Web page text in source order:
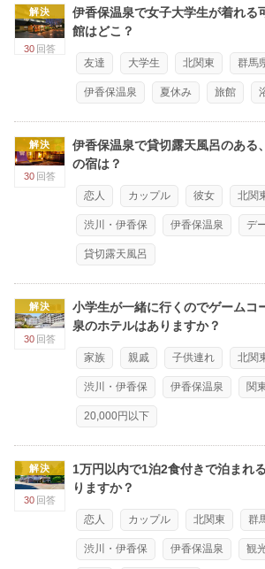
解決
30 回答
伊香保温泉で女子大学生が着れる
館はどこ？
友達 大学生 北関東 群馬
伊香保温泉 夏休み 旅館
解決
30 回答
伊香保温泉で貸切露天風呂のある
の宿は？
恋人 カップル 彼女 北関
渋川・伊香保 伊香保温泉 デ
貸切露天風呂
解決
30 回答
小学生が一緒に行くのでゲームコ
泉のホテルはありますか？
家族 親戚 子供連れ 北関
渋川・伊香保 伊香保温泉 関
20,000円以下
解決
30 回答
1万円以内で1泊2食付きで泊まれ
りますか？
恋人 カップル 北関東 群
渋川・伊香保 伊香保温泉 観